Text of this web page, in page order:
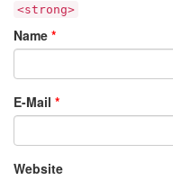
<strong>
Name *
E-Mail *
Website